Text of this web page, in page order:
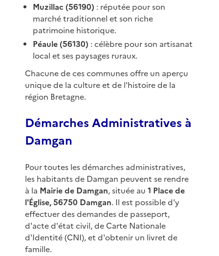
Muzillac (56190) : réputée pour son
marché traditionnel et son riche
patrimoine historique.
Péaule (56130) : célèbre pour son artisanat
local et ses paysages ruraux.
Chacune de ces communes offre un aperçu
unique de la culture et de l'histoire de la
région Bretagne.
Démarches Administratives à
Damgan
Pour toutes les démarches administratives,
les habitants de Damgan peuvent se rendre
à la Mairie de Damgan, située au 1 Place de
l'Église, 56750 Damgan. Il est possible d'y
effectuer des demandes de passeport,
d'acte d'état civil, de Carte Nationale
d'Identité (CNI), et d'obtenir un livret de
famille.